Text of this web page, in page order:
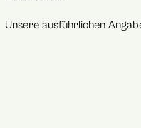
Unsere ausführlichen